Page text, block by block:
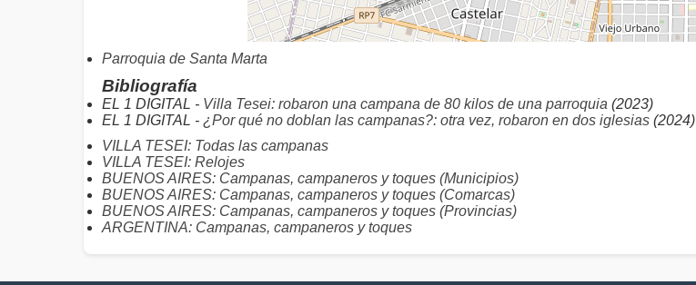
Parroquia de Santa Marta
Bibliografía
EL 1 DIGITAL - Villa Tesei: robaron una campana de 80 kilos de una parroquia (2023)
EL 1 DIGITAL - ¿Por qué no doblan las campanas?: otra vez, robaron en dos iglesias (2024)
VILLA TESEI: Todas las campanas
VILLA TESEI: Relojes
BUENOS AIRES: Campanas, campaneros y toques (Municipios)
BUENOS AIRES: Campanas, campaneros y toques (Comarcas)
BUENOS AIRES: Campanas, campaneros y toques (Provincias)
ARGENTINA: Campanas, campaneros y toques